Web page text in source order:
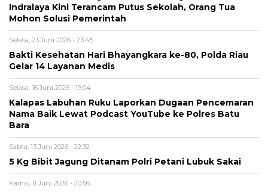
Indralaya Kini Terancam Putus Sekolah, Orang Tua
Mohon Solusi Pemerintah
Selasa, 23 Juni 2026 - 23:45
Bakti Kesehatan Hari Bhayangkara ke-80, Polda Riau
Gelar 14 Layanan Medis
Selasa, 16 Juni 2026 - 19:04
Kalapas Labuhan Ruku Laporkan Dugaan Pencemaran
Nama Baik Lewat Podcast YouTube ke Polres Batu
Bara
Sabtu, 13 Juni 2026 - 22:32
5 Kg Bibit Jagung Ditanam Polri Petani Lubuk Sakai
Kamis, 11 Juni 2026 - 20:56